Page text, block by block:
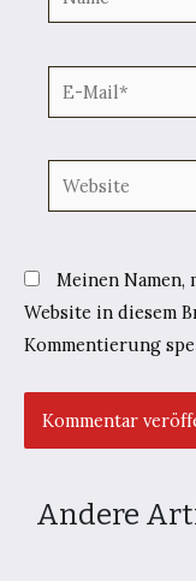
E-
Mail*
Website
Meinen Namen,
Website in diesem
Kommentierung
Andere